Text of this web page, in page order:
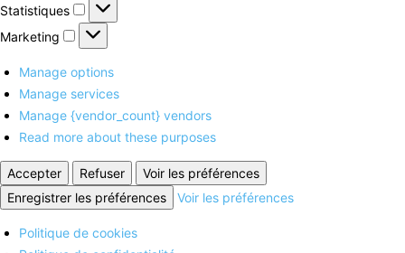
Statistiques
Statistiques
Marketing
Marketing
Manage options
Manage services
Manage {vendor_count} vendors
Read more about these purposes
Accepter Refuser
Voir les préférences
Enregistrer les préférences
Voir les préférences
Politique de cookies